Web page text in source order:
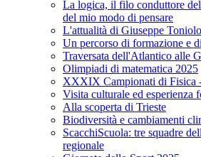
La logica, il filo conduttore
del mio modo di pensare
L'attualità di Giuseppe Toniolo
Un percorso di formazione e
Traversata dell'Atlantico alle
Olimpiadi di matematica 2025
XXXIX Campionati di Fisica
Visita culturale ed esperienza
Alla scoperta di Trieste
Biodiversità e cambiamenti
ScacchiScuola: tre squadre
regionale